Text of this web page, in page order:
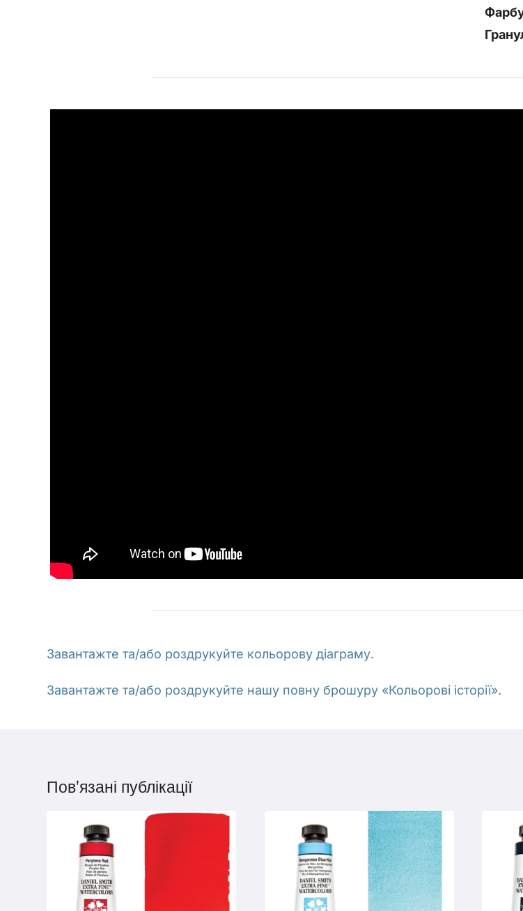
Завантажте та/або роздрукуйте кольорову діаграму.
Завантажте та/або роздрукуйте нашу повну брошуру «Кольорові історії».
Пов'язані публікації